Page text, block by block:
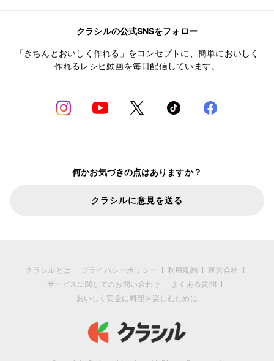
クラシルの公式SNSをフォロー
「きちんとおいしく作れる」をコンセプトに、簡単においしく
作れるレシピ動画を毎日配信しています。
何かお気づきの点はありますか？
クラシルに意見を送る
クラシルとは プライバシーポリシー 利用規約
運営会社
サービスに関してのお問い合わせ
よくある質問
おいしく安全に料理を楽しむために